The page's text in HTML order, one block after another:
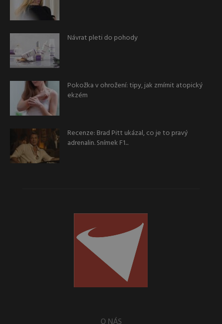
Návrat pleti do pohody
Pokožka v ohrožení: tipy, jak zmírnit atopický
ekzém
Recenze: Brad Pitt ukázal, co je to pravý
adrenalin. Snímek F1...